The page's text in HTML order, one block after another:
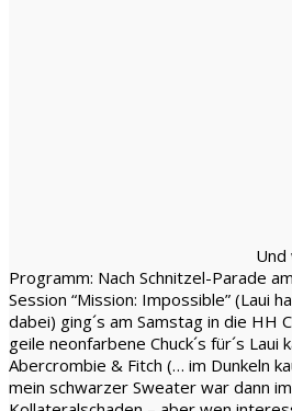
Und
Programm: Nach Schnitzel-Parade
Session “Mission: Impossible” (Laui
dabei) ging´s am Samstag in die HH
geile neonfarbene Chuck´s für´s Laui
Abercrombie & Fitch (… im Dunkeln
mein schwarzer Sweater war dann